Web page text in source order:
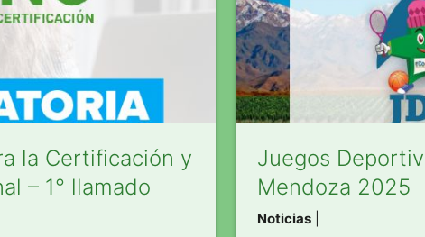
la Certificación y
– 1° llamado
Juegos
Mendoza 2025
Noticias